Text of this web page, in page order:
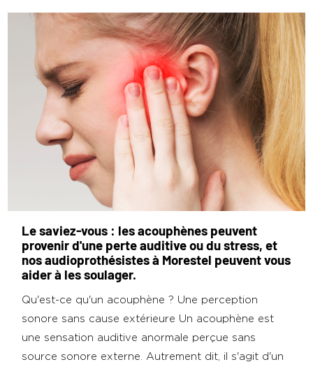
Le saviez-vous : les acouphènes peuvent
provenir d'une perte auditive ou du stress, et
nos audioprothésistes à Morestel peuvent vous
aider à les soulager.
Qu'est-ce qu'un acouphène ? Une perception
sonore sans cause extérieure Un acouphène est
une sensation auditive anormale perçue sans
source sonore externe. Autrement dit, il s'agit d'un